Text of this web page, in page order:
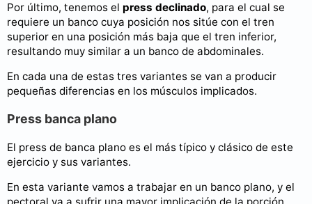
Por último, tenemos el press declinado, para el cual se
requiere un banco cuya posición nos sitúe con el tren
superior en una posición más baja que el tren inferior,
resultando muy similar a un banco de abdominales.
En cada una de estas tres variantes se van a producir
pequeñas diferencias en los músculos implicados.
Press banca plano
El press de banca plano es el más típico y clásico de este
ejercicio y sus variantes.
En esta variante vamos a trabajar en un banco plano, y el